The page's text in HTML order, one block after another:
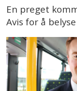
En preget
Avis for å